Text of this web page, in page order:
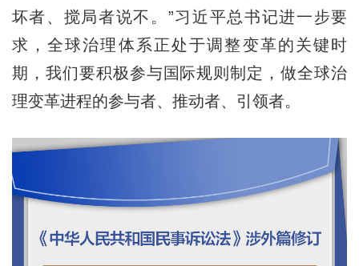
坏者、搅局者说不。”习近平总书记进一步要
求，全球治理体系正处于调整变革的关键时
期，我们要积极参与国际规则制定，做全球治
理变革进程的参与者、推动者、引领者。